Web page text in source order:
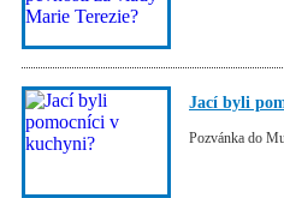
Jací byli
Pozvánka do